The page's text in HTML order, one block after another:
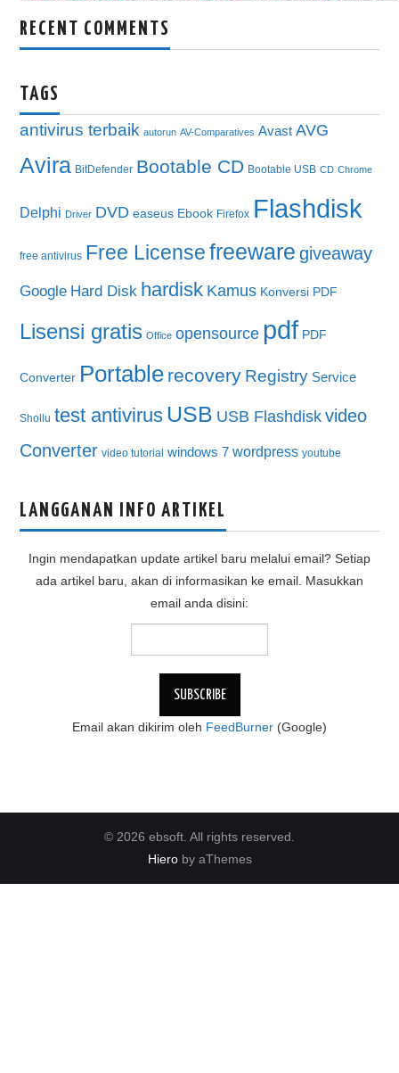
RECENT COMMENTS
TAGS
antivirus terbaik autorun AV-Comparatives Avast AVG
Avira BitDefender Bootable CD Bootable USB CD Chrome
Delphi Driver DVD easeus Ebook Firefox Flashdisk
free antivirus Free License freeware giveaway
Google Hard Disk hardisk Kamus Konversi PDF
Lisensi gratis Office opensource pdf PDF
Converter Portable recovery Registry Service
Shollu test antivirus USB USB Flashdisk video
Converter video tutorial windows 7 wordpress youtube
LANGGANAN INFO ARTIKEL
Ingin mendapatkan update artikel baru melalui email? Setiap
ada artikel baru, akan di informasikan ke email. Masukkan
email anda disini:
Email akan dikirim oleh FeedBurner (Google)
© 2026 ebsoft. All rights reserved.
Hieroby aThemes